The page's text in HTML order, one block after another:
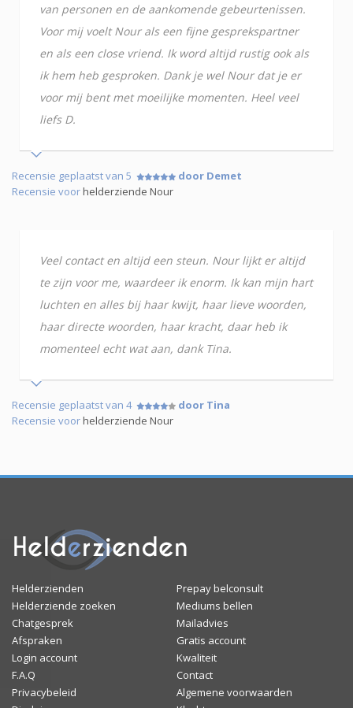
van personen en de aankomende gebeurtenissen.
Voor mij voelt Nour als een fijne gesprekspartner
en als een close vriend. Ik word altijd rustig ook als
ik hem heb gesproken. Dank je wel Nour dat je er
voor mij bent met moeilijke momenten. Heel veel
liefs D.
Recensie geplaatst van 5
door Demet
Recensie voorhelderziende Nour
Veel contact en altijd een steun. Nour lijkt er altijd
te zijn voor me, waardeer ik enorm. Ik kan mijn hart
luchten en alles bij haar kwijt, haar lieve woorden,
haar directe woorden, haar kracht, daar heb ik
momenteel echt wat aan, dank Tina.
Recensie geplaatst van 4
door Tina
Recensie voorhelderziende Nour
Helderzienden
Prepay belconsult
Helderziende zoeken
Mediums bellen
Chatgesprek
Mailadvies
Afspraken
Gratis account
Login account
Kwaliteit
F.A.Q
Contact
Privacybeleid
Algemene voorwaarden